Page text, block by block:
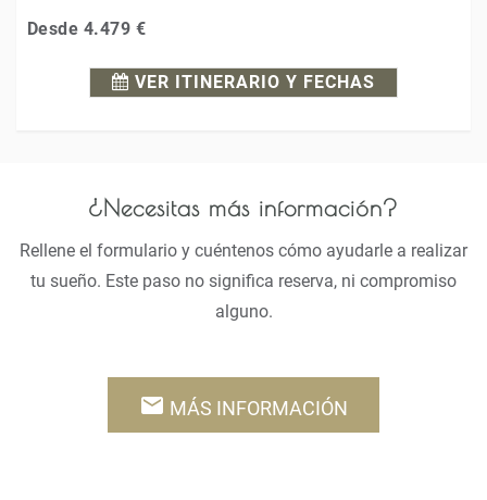
Desde 4.479 €
VER ITINERARIO Y FECHAS
¿Necesitas más información?
Rellene el formulario y cuéntenos cómo ayudarle a realizar
tu sueño. Este paso no significa reserva, ni compromiso
alguno.
email MÁS INFORMACIÓN